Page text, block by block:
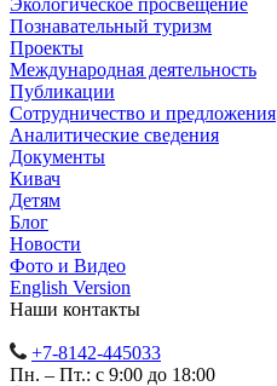
Познавательный туризм
Проекты
Международная деятельность
Публикации
Сотрудничество и предложения
Аналитические сведения
Документы
Кивач
Детям
Блог
Новости
Фото и Видео
English Version
Наши контакты
+7-8142-445033
Пн. – Пт.: с 9:00 до 18:00